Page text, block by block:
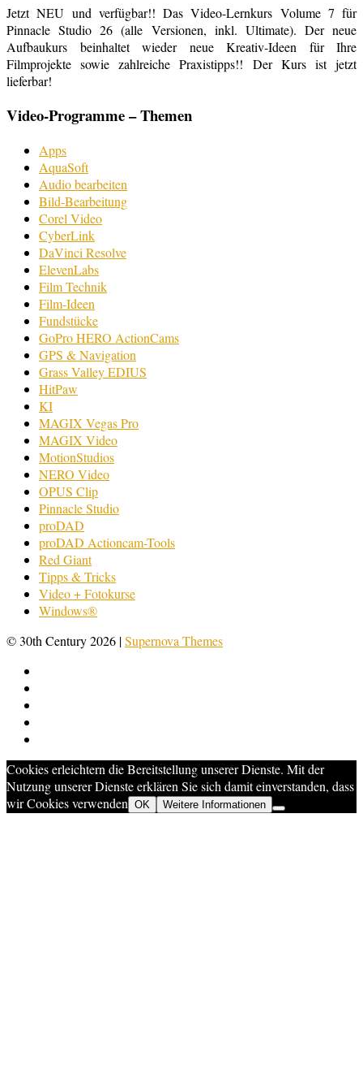
Jetzt NEU und verfügbar!! Das Video-Lernkurs Volume 7 für
Pinnacle Studio 26 (alle Versionen, inkl. Ultimate). Der neue
Aufbaukurs beinhaltet wieder neue Kreativ-Ideen für Ihre
Filmprojekte sowie zahlreiche Praxistipps!! Der Kurs ist jetzt
lieferbar!
Video-Programme – Themen
Apps
AquaSoft
Audio bearbeiten
Bild-Bearbeitung
Corel Video
CyberLink
DaVinci Resolve
ElevenLabs
Film Technik
Film-Ideen
Fundstücke
GoPro HERO ActionCams
GPS & Navigation
Grass Valley EDIUS
HitPaw
KI
MAGIX Vegas Pro
MAGIX Video
MotionStudios
NERO Video
OPUS Clip
Pinnacle Studio
proDAD
proDAD Actioncam-Tools
Red Giant
Tipps & Tricks
Video + Fotokurse
Windows®
© 30th Century 2026 |Supernova Themes
Cookies erleichtern die Bereitstellung unserer Dienste. Mit der
Nutzung unserer Dienste erklären Sie sich damit einverstanden, dass
wir Cookies verwenden OK Weitere Informationen